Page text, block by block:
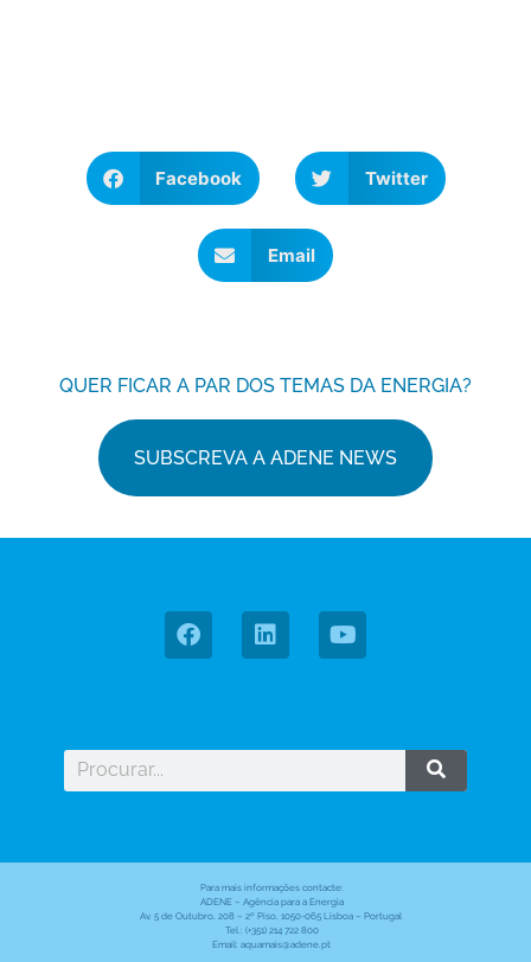
Facebook Twitter
Email
QUER FICAR A PAR DOS TEMAS DA ENERGIA?
SUBSCREVA A ADENE NEWS
Para mais informações contacte:
ADENE – Agência para a Energia
Av. 5 de Outubro, 208 – 2º Piso, 1050-065 Lisboa – Portugal
Tel.: (+351) 214 722 800
Email: aquamais@adene.pt